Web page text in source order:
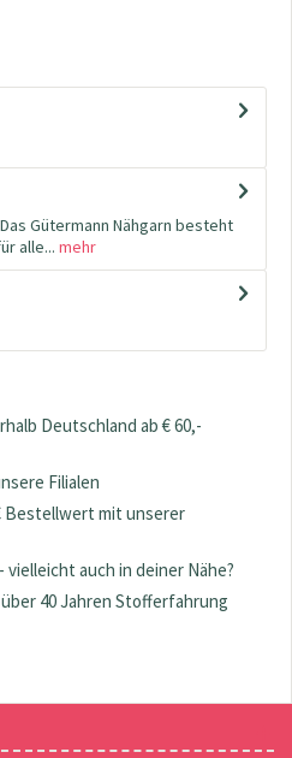
Gütermann Nähgarn besteht
alle... mehr
Deutschland ab € 60,-
Filialen
Bestellwert mit unserer
- vielleicht auch in deiner Nähe?
40 Jahren Stofferfahrung